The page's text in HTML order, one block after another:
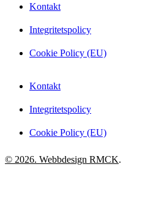
Kontakt
Integritetspolicy
Cookie Policy (EU)
Kontakt
Integritetspolicy
Cookie Policy (EU)
© 2026. Webbdesign RMCK.